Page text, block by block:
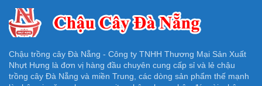
Chậu trồng cây Đà Nẵng - Công ty TNHH Thương Mại Sản Xuất
Nhựt Hưng là đơn vị hàng đầu chuyên cung cấp sỉ và lẻ chậu
trồng cây Đà Nẵng và miền Trung, các dòng sản phẩm thế mạnh